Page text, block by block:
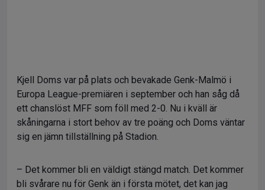
Kjell Doms var på plats och bevakade Genk-Malmö i
Europa League-premiären i september och han såg då
ett chanslöst MFF som föll med 2-0. Nu i kväll är
skåningarna i stort behov av tre poäng och Doms väntar
sig en jämn tillställning på Stadion.
– Det kommer bli en väldigt stängd match. Det kommer
bli svårare nu för Genk än i första mötet, det kan jag